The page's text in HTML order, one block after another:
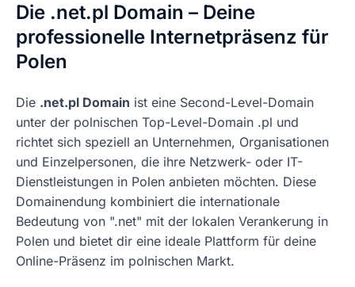
Die .net.pl Domain – Deine
professionelle Internetpräsenz für
Polen
Die .net.pl Domain ist eine Second-Level-Domain
unter der polnischen Top-Level-Domain .pl und
richtet sich speziell an Unternehmen, Organisationen
und Einzelpersonen, die ihre Netzwerk- oder IT-
Dienstleistungen in Polen anbieten möchten. Diese
Domainendung kombiniert die internationale
Bedeutung von ".net" mit der lokalen Verankerung in
Polen und bietet dir eine ideale Plattform für deine
Online-Präsenz im polnischen Markt.